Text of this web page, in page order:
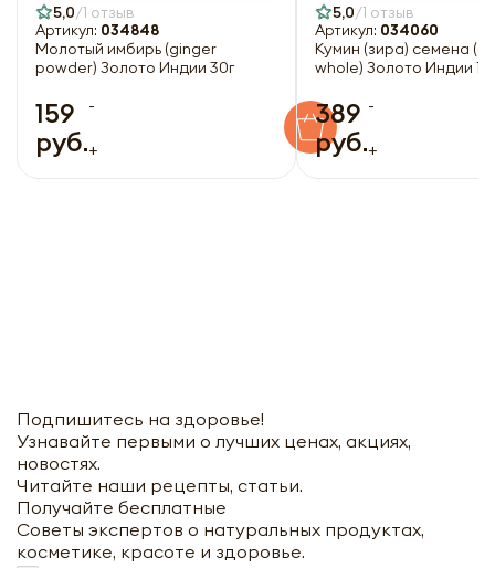
5,0 1 отзыв
Артикул: 034848
Молотый имбирь (ginger
powder) Золото Индии 30г
159
руб.
-
+
5,0 1 отзыв
Артикул: 034060
Кумин (зира) семена
whole) Золото Индии
389
руб.
-
+
Подпишитесь на здоровье!
Узнавайте первыми о лучших ценах, акциях,
новостях.
Читайте наши рецепты, статьи.
Получайте бесплатные
Советы экспертов о натуральных продуктах,
косметике, красоте и здоровье.